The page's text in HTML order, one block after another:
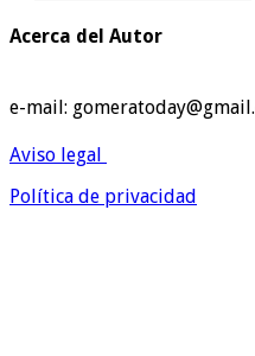
Acerca del Autor
e-mail:
Aviso legal
Política de privacidad